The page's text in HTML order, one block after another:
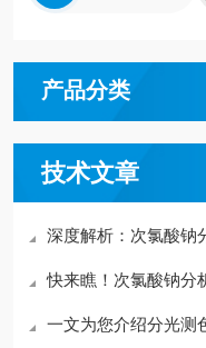
产品分类
技术文章
深度解析：次氯酸钠
快来瞧！次氯酸钠分
一文为您介绍分光测